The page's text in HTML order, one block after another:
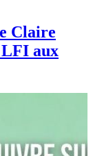
Claire
LFI aux